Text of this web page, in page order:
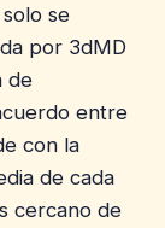
se
por 3dMD
de
entre
con la
de cada
cercano de